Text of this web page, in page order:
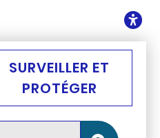
SURVEILLER ET
PROTÉGER